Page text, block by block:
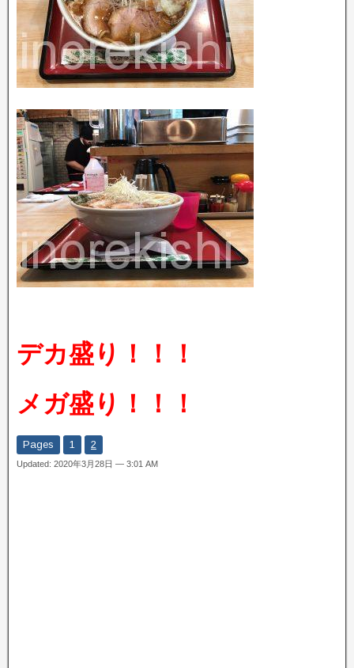
デカ盛り！！！
メガ盛り！！！
Pages 1 2
Updated: 2020年3月28日 — 3:01 AM